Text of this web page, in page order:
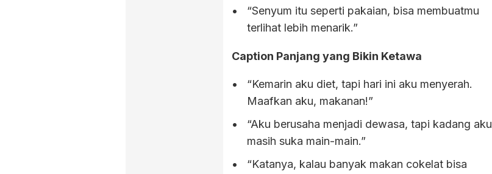
“Senyum itu seperti pakaian, bisa membuatmu
terlihat lebih menarik.”
Caption Panjang yang Bikin Ketawa
“Kemarin aku diet, tapi hari ini aku menyerah.
Maafkan aku, makanan!”
“Aku berusaha menjadi dewasa, tapi kadang aku
masih suka main-main.”
“Katanya, kalau banyak makan cokelat bisa